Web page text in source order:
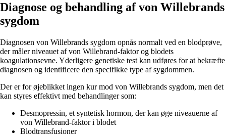
Diagnose og behandling af von Willebrands
sygdom
Diagnosen von Willebrands sygdom opnås normalt ved en blodprøve,
der måler niveauet af von Willebrand-faktor og blodets
koagulationsevne. Yderligere genetiske test kan udføres for at bekræfte
diagnosen og identificere den specifikke type af sygdommen.
Der er for øjeblikket ingen kur mod von Willebrands sygdom, men det
kan styres effektivt med behandlinger som:
Desmopressin, et syntetisk hormon, der kan øge niveauerne af
von Willebrand-faktor i blodet
Blodtransfusioner